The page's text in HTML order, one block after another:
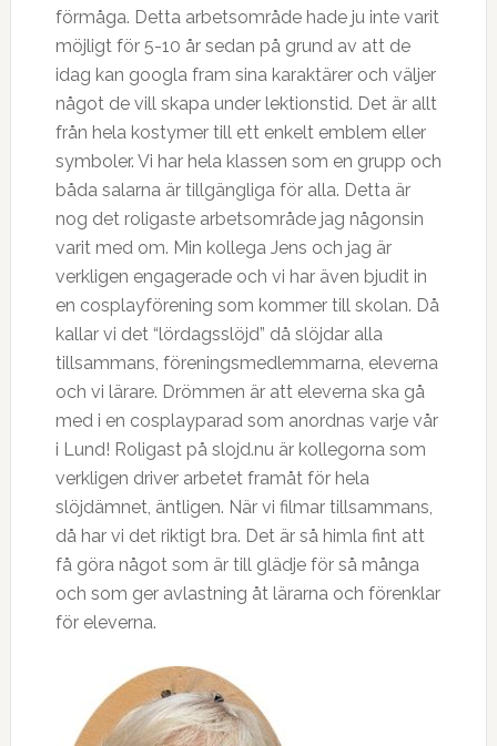
förmåga. Detta arbetsområde hade ju inte varit
möjligt för 5-10 år sedan på grund av att de
idag kan googla fram sina karaktärer och väljer
något de vill skapa under lektionstid. Det är allt
från hela kostymer till ett enkelt emblem eller
symboler. Vi har hela klassen som en grupp och
båda salarna är tillgängliga för alla. Detta är
nog det roligaste arbetsområde jag någonsin
varit med om. Min kollega Jens och jag är
verkligen engagerade och vi har även bjudit in
en cosplayförening som kommer till skolan. Då
kallar vi det “lördagsslöjd” då slöjdar alla
tillsammans, föreningsmedlemmarna, eleverna
och vi lärare. Drömmen är att eleverna ska gå
med i en cosplayparad som anordnas varje vår
i Lund! Roligast på slojd.nu är kollegorna som
verkligen driver arbetet framåt för hela
slöjdämnet, äntligen. När vi filmar tillsammans,
då har vi det riktigt bra. Det är så himla fint att
få göra något som är till glädje för så många
och som ger avlastning åt lärarna och förenklar
för eleverna.